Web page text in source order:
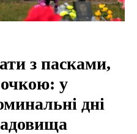
з пасками,
у
дні